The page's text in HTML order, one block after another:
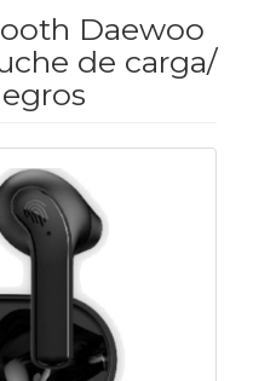
Daewoo
de carga/